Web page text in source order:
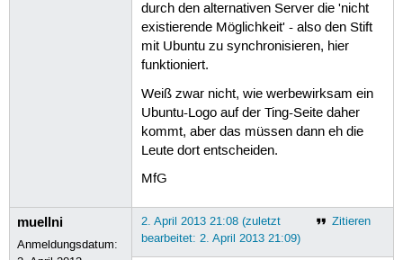
durch den alternativen Server die 'nicht
existierende Möglichkeit' - also den Stift
mit Ubuntu zu synchronisieren, hier
funktioniert.
Weiß zwar nicht, wie werbewirksam ein
Ubuntu-Logo auf der Ting-Seite daher
kommt, aber das müssen dann eh die
Leute dort entscheiden.
MfG
muellni
Anmeldungsdatum:
Zitieren
2. April 2013 21:08 (zuletzt
bearbeitet: 2. April 2013 21:09)